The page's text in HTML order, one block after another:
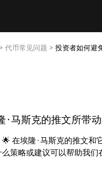
代币常见问题 > 投资者如何避
·马斯克的推文所带
在埃隆·马斯克的推文
策略或建议可以帮助我